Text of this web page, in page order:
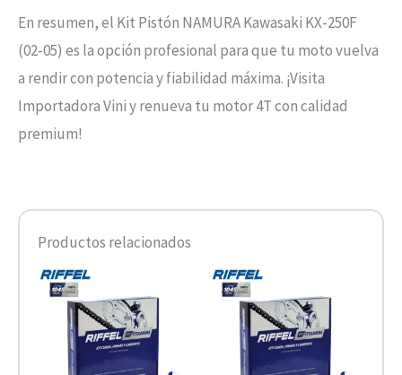
En resumen, el Kit Pistón NAMURA Kawasaki KX-250F
(02-05) es la opción profesional para que tu moto vuelva
a rendir con potencia y fiabilidad máxima. ¡Visita
Importadora Vini y renueva tu motor 4T con calidad
premium!
Productos relacionados